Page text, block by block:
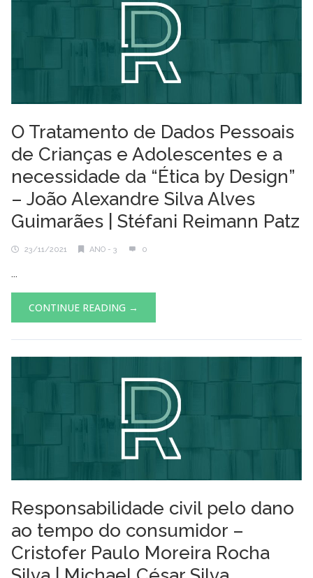
O Tratamento de Dados Pessoais
de Crianças e Adolescentes e a
necessidade da “Ética by Design”
– João Alexandre Silva Alves
Guimarães | Stéfani Reimann Patz
23/11/2021 ANO - 3 0
...
CONTINUE READING →
Responsabilidade civil pelo dano
ao tempo do consumidor –
Cristofer Paulo Moreira Rocha